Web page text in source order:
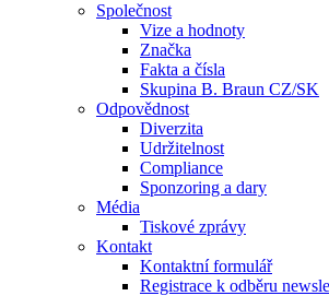
Společnost
Vize a hodnoty
Značka
Fakta a čísla
Skupina B. Braun CZ/SK
Odpovědnost
Diverzita
Udržitelnost
Compliance
Sponzoring a dary
Média
Tiskové zprávy
Kontakt
Kontaktní formulář
Registrace k odběru